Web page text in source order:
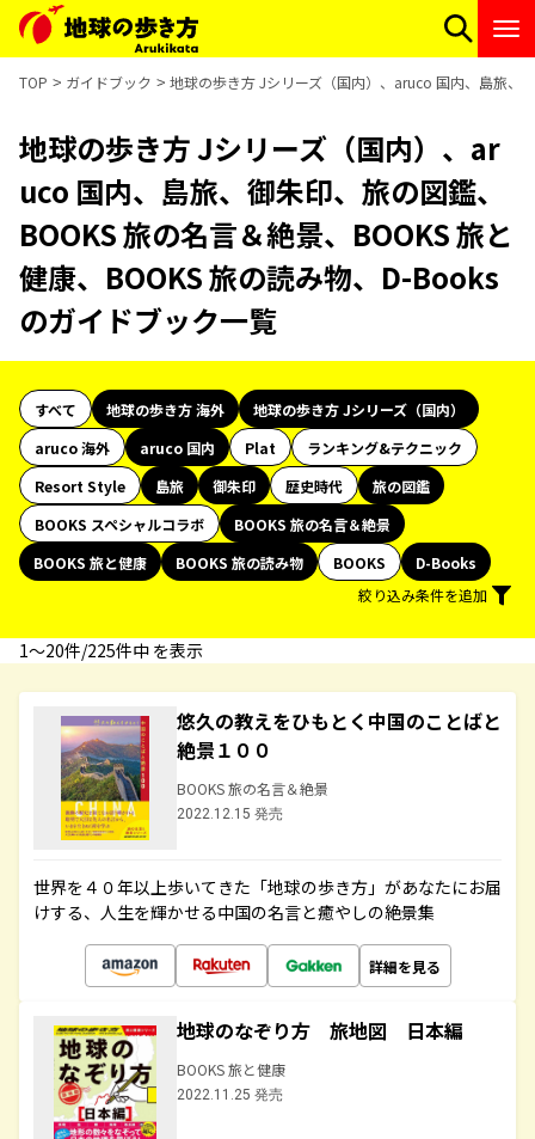
TOP ガイドブック 地球の歩き方 Jシリーズ（国内）、aruco 国内、島旅、
地球の歩き方 Jシリーズ（国内）、ar
uco 国内、島旅、御朱印、旅の図鑑、
BOOKS 旅の名言＆絶景、BOOKS 旅と
健康、BOOKS 旅の読み物、D-Books
のガイドブック一覧
すべて 地球の歩き方 海外
地球の歩き方 Jシリーズ（国内）
aruco 海外
aruco 国内 Plat
ランキング&テクニック
Resort Style
島旅 御朱印 歴史時代
旅の図鑑
BOOKS スペシャルコラボ
BOOKS 旅の名言＆絶景
BOOKS 旅と健康
BOOKS 旅の読み物 BOOKS
D-Books
絞り込み条件を追加
1〜20件/225件中 を表示
悠久の教えをひもとく中国のことばと
絶景１００
BOOKS 旅の名言＆絶景
2022.12.15 発売
世界を４０年以上歩いてきた「地球の歩き方」があなたにお届
けする、人生を輝かせる中国の名言と癒やしの絶景集
詳細を見る
地球のなぞり方 旅地図 日本編
BOOKS 旅と健康
2022.11.25 発売